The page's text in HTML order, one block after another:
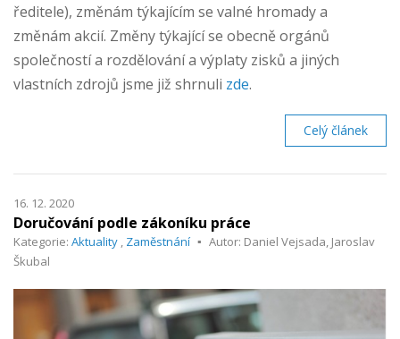
ředitele), změnám týkajícím se valné hromady a
změnám akcií. Změny týkající se obecně orgánů
společností a rozdělování a výplaty zisků a jiných
vlastních zdrojů jsme již shrnuli zde.
Celý článek
16. 12. 2020
Doručování podle zákoníku práce
Kategorie: Aktuality , Zaměstnání
Autor: Daniel Vejsada, Jaroslav
Škubal